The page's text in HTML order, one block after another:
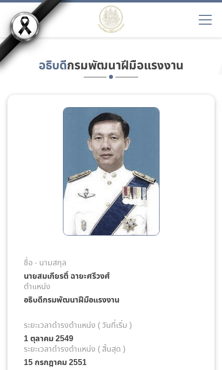
อธิบดีกรมพัฒนาฝีมือแรงงาน
ชื่อ - นามสกุล
นายสมเกียรติ์ ฉายะศรีวงศ์
ตำแหน่ง
อธิบดีกรมพัฒนาฝีมือแรงงาน
ระยะเวลาดำรงตำแหน่ง ( วันที่เริ่ม )
1 ตุลาคม 2549
ระยะเวลาดำรงตำแหน่ง ( สิ้นสุด )
15 กรกฎาคม 2551